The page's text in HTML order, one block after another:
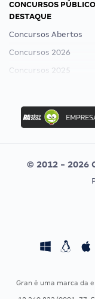
CONCURSOS
DESTAQUE
Concursos Abertos
Concursos 2026
Concursos 2025
Concurso Ibama
Concurso MPU
Editais publicados
CONCURSOS POR
Concursos Fiscais
© 2012 - 2026
Gran é uma marca da